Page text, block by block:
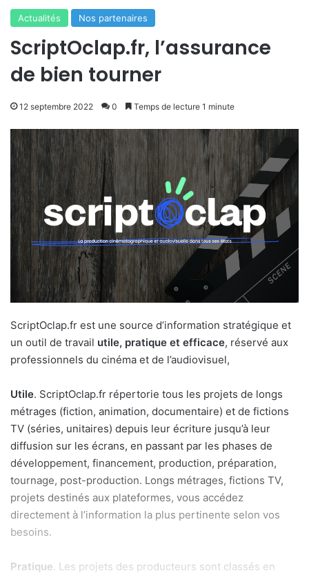
Actualités Nos partenaires
ScriptOclap.fr, l’assurance
de bien tourner
12 septembre 2022 0 Temps de lecture 1 minute
ScriptOclap.fr est une source d’information stratégique et
un outil de travail utile, pratique et efficace, réservé aux
professionnels du cinéma et de l’audiovisuel,
Utile. ScriptOclap.fr répertorie tous les projets de longs
métrages (fiction, animation, documentaire) et de fictions
TV (séries, unitaires) depuis leur écriture jusqu’à leur
diffusion sur les écrans, en passant par les phases de
développement, financement, production, préparation,
tournage, post-production. Longs métrages, fictions TV,
projets destinés aux plateformes, vous accédez
directement à l’information la plus pertinente selon vos
besoins.
Pratique. Les projets des producteurs sont classés en